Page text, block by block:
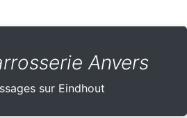
Anvers
sur Eindhout